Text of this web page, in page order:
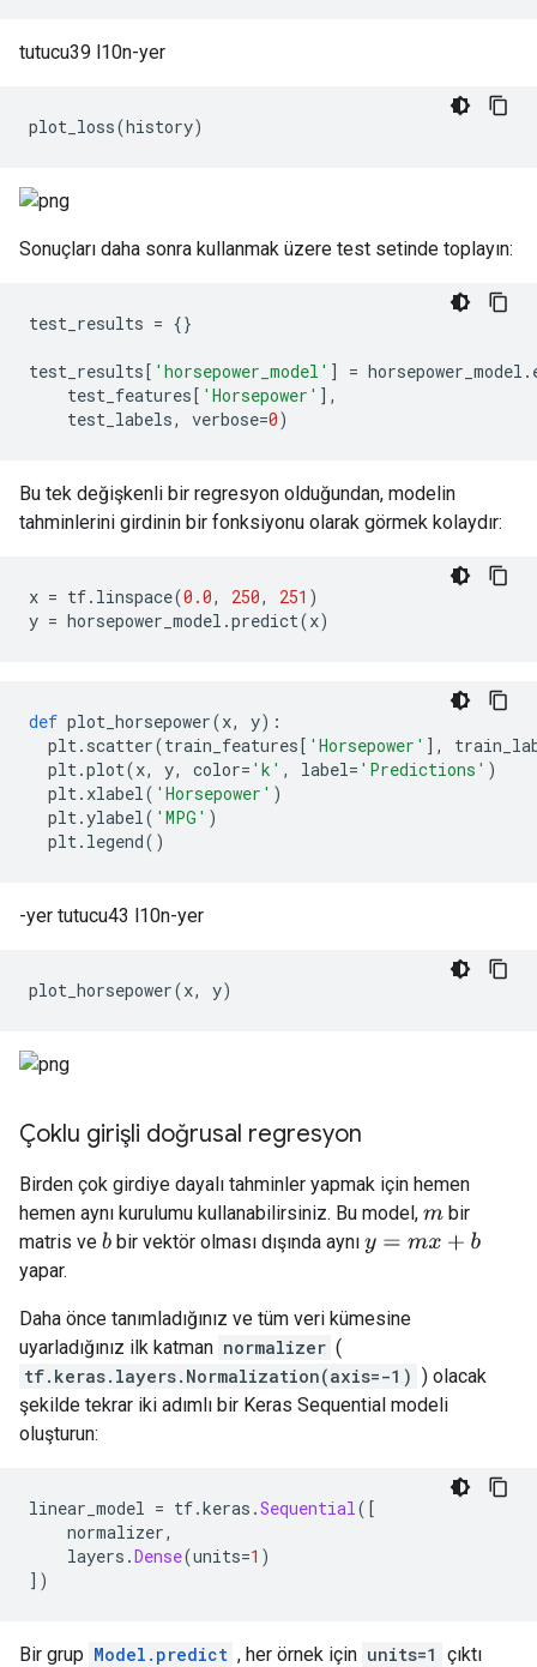
tutucu39 l10n-yer
plot_loss(history)
Sonuçları daha sonra kullanmak üzere test setinde toplayın:
test_results = {}
test_results[ 'horsepower_model' ] = horsepower_model .
test_features[ 'Horsepower' ],
test_labels, verbose=0)
Bu tek değişkenli bir regresyon olduğundan, modelin
tahminlerini girdinin bir fonksiyonu olarak görmek kolaydır:
x = tf. linspace(0.0, 250, 251 )
y = horsepower_model .predict(x)
def plot_horsepower(x, y):
plt. scatter(train_features[ 'Horsepower' ],
plt.plot(x, y, color= 'k' , label= 'Predictions' )
plt. xlabel( 'Horsepower' )
plt.ylabel( 'MPG' )
plt. legend()
-yer tutucu43 l10n-yer
plot_horsepower(x, y)
Çoklu girişli doğrusal regresyon
Birden çok girdiye dayalı tahminler yapmak için hemen
hemen aynı kurulumu kullanabilirsiniz. Bu model, m bir
matris ve b bir vektör olması dışında aynıy=m x+b
yapar.
Daha önce tanımladığınız ve tüm veri kümesine
uyarladığınız ilk katman normalizer (
tf.keras.layers.Normalization(axis=-1) ) olacak
şekilde tekrar iki adımlı bir Keras Sequential modeli
oluşturun:
linear_model = tf.keras .Sequential([
normalizer,
layers .Dense(units=1 )
])
Bir grup Model.predict , her örnek için units=1 çıktı